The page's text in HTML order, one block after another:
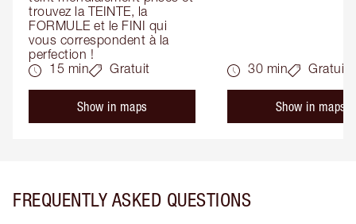
trouvez la TEINTE, la
FORMULE et le FINI qui
vous correspondent à la
perfection !
15 min
Gratuit
Show in maps
30 min Gratuit
Show in maps
FREQUENTLY ASKED QUESTIONS